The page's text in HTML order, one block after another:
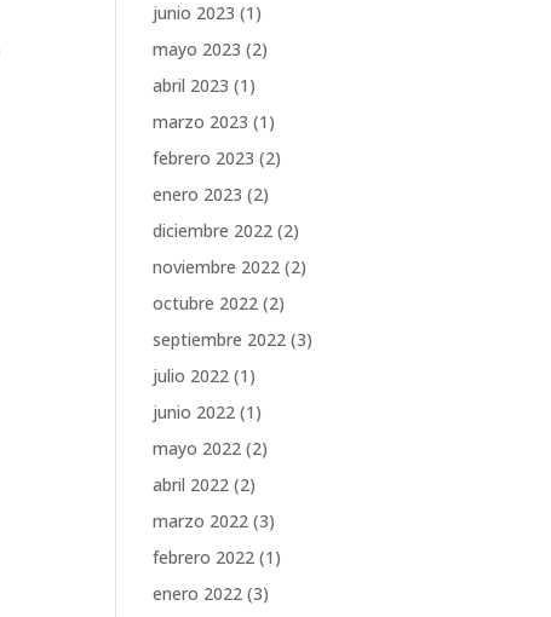
junio 2023 (1)
mayo 2023 (2)
abril 2023 (1)
marzo 2023 (1)
febrero 2023 (2)
enero 2023 (2)
diciembre 2022 (2)
noviembre 2022 (2)
octubre 2022 (2)
septiembre 2022 (3)
julio 2022 (1)
junio 2022 (1)
mayo 2022 (2)
abril 2022 (2)
marzo 2022 (3)
febrero 2022 (1)
enero 2022 (3)